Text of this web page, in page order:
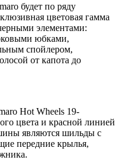
будет по ряду
цветовая гамма
элементами:
юбками,
спойлером,
от капота до
Hot Wheels 19-
цвета и красной линией
являются шильды с
передние крылья,